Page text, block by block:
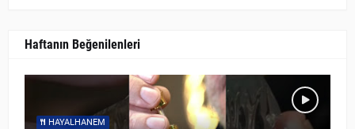
Haftanın Beğenilenleri
HAYALHANEM